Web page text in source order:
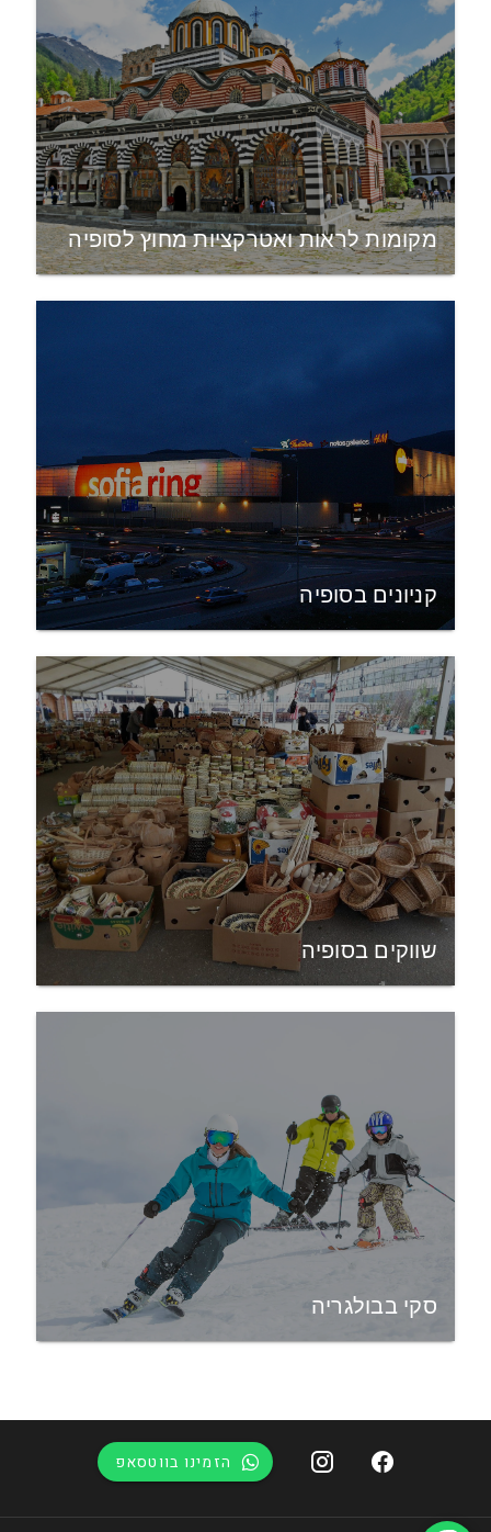
מקומות לראות ואטרקציות מחוץ לסופיה
קניונים בסופיה
שווקים בסופיה
סקי בבולגריה
הזמינו בווטסאפ